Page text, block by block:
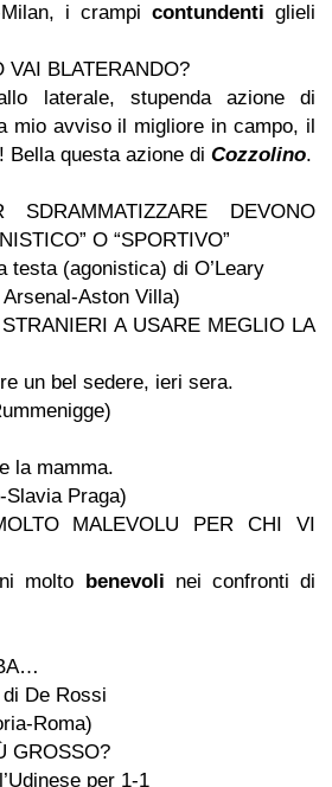
i crampi contundenti glieli
VAI BLATERANDO?
laterale, stupenda azione di
mio avviso il migliore in campo, il
Bella questa azione di Cozzolino.
DEVONO
O “SPORTIVO”
testa (agonistica) di O’Leary
Aston Villa)
A USARE MEGLIO LA
un bel sedere, ieri sera.
la mamma.
Praga)
MALEVOLU PER CHI VI
molto benevoli nei confronti di
De Rossi
Roma)
GROSSO?
per 1-1